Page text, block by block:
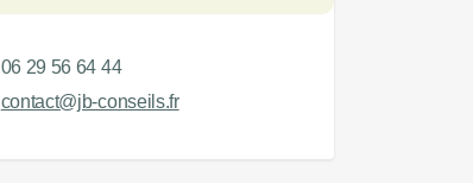
06 29 56 64 44
contact@jb-conseils.fr